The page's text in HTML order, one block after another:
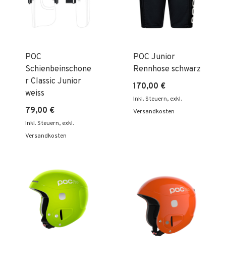
POC
Schienbeinschone
r Classic Junior
weiss
79,00 €
Inkl. Steuern, exkl.
Versandkosten
POC Junior
Rennhose schwarz
170,00 €
Inkl. Steuern, exkl.
Versandkosten